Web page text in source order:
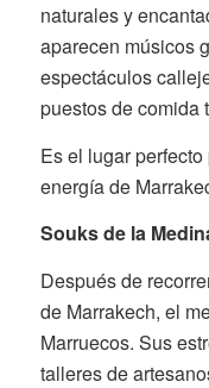
naturales y
aparecen músicos
espectáculos
puestos de comida
Es el lugar
energía de
Souks de la
Después de
de Marrakech, el
Marruecos. Sus
talleres de